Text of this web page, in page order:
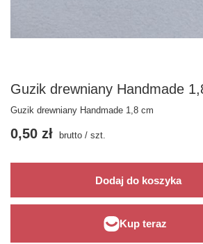
Guzik drewniany Handmade
Guzik drewniany Handmade 1,8 cm
0,50 zł brutto / szt.
Dodaj do koszyka